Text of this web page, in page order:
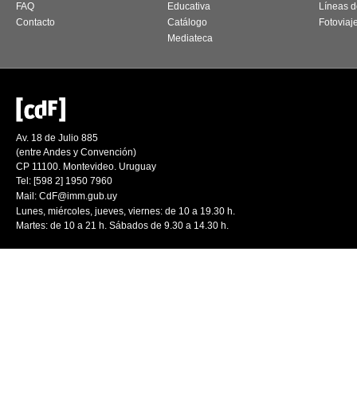
FAQ
Contacto
Educativa
Catálogo
Mediateca
Líneas
Av. 18 de Julio 885
(entre Andes y Convención)
CP 11100. Montevideo. Uruguay
Tel: [598 2] 1950 7960
Mail: CdF@imm.gub.uy
Lunes, miércoles, jueves, viernes: de 10 a 19.30 h.
Martes: de 10 a 21 h. Sábados de 9.30 a 14.30 h.